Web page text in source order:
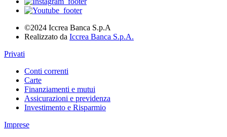
©2024 Iccrea Banca S.p.A
Realizzato da Iccrea Banca S.p.A.
Privati
Conti correnti
Carte
Finanziamenti e mutui
Assicurazioni e previdenza
Investimento e Risparmio
Imprese